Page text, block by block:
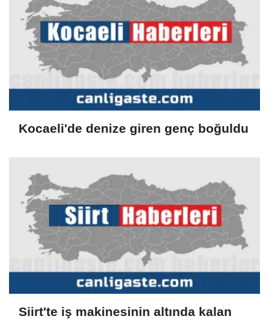
Kocaeli'de denize giren genç boğuldu
Siirt'te iş makinesinin altında kalan